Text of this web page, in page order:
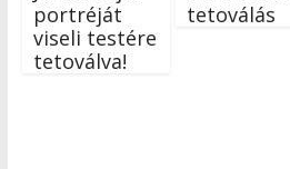
portréját
viseli testére
tetoválva!
tetoválás